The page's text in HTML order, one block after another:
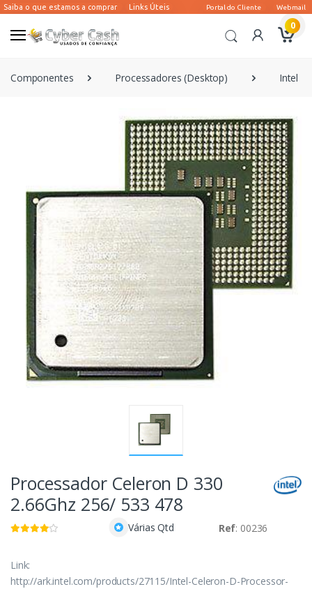
0
Componentes Processadores (Desktop) Intel
Processador Celeron D 330
2.66Ghz 256/ 533 478
Várias Qtd Ref: 00236
Link:
http://ark.intel.com/products/27115/Intel-Celeron-D-Processor-